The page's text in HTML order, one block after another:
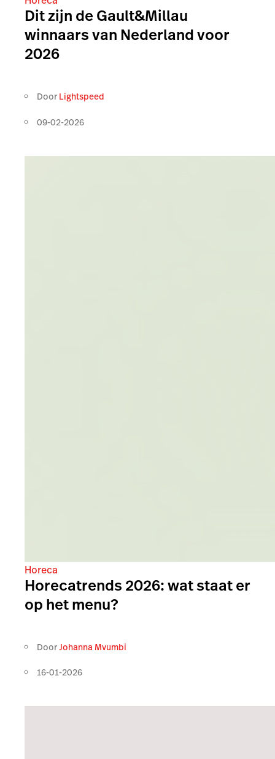
Dit zijn de Gault&Millau
winnaars van Nederland voor
2026
Door Lightspeed
09-02-2026
Horeca
Horecatrends 2026: wat staat er
op het menu?
DoorJohanna Mvumbi
16-01-2026